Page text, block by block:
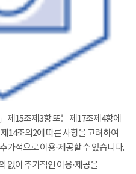
제15조제3항 또는 제17조제4항에
14조의2에 따른 사항을 고려하여
가적으로 이용·제공할 수 있습니다.
없이 추가적인 이용·제공을